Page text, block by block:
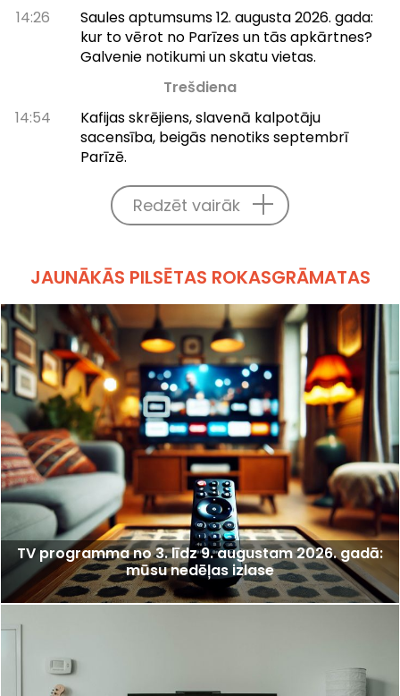
14:26
Saules aptumsums 12. augusta 2026. gada:
kur to vērot no Parīzes un tās apkārtnes?
Galvenie notikumi un skatu vietas.
Trešdiena
14:54
Kafijas skrējiens, slavenā kalpotāju
sacensība, beigās nenotiks septembrī
Parīzē.
Redzēt vairāk
JAUNĀKĀS PILSĒTAS ROKASGRĀMATAS
TV programma no 3. līdz 9. augustam 2026. gadā:
mūsu nedēļas izlase